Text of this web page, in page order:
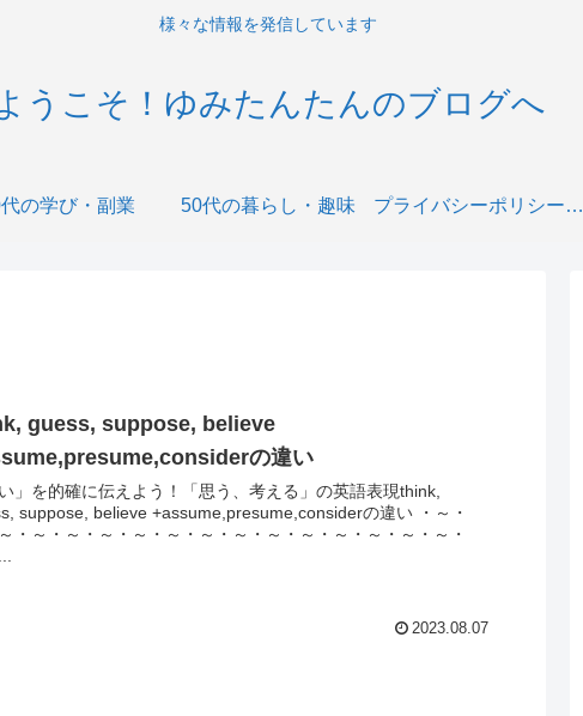
様々な情報を発信しています
うこそ！ゆみたんたんのブログへ
の学び・副業 50代の暮らし・趣味 プライバシーポリシー・免責事項について
guess, suppose, believe
の違い
」を的確に伝えよう！「思う、考える」の英語表現think,
suppose, believe +assume,presume,considerの違い ・～・
・～・～・～・～・～・～・～・～・～・～・～・～・～・
2023.08.07